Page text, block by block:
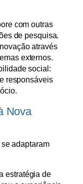
com outras
de pesquisa.
através
externos.
social:
responsáveis
Nova
adaptaram
estratégia de